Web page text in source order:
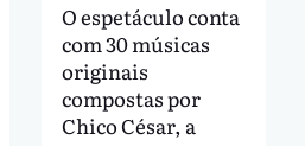
O espetáculo conta
com 30 músicas
originais
compostas por
Chico César, a